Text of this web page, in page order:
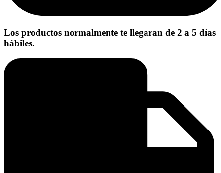
Los productos normalmente te llegaran de 2 a 5 días
hábiles.